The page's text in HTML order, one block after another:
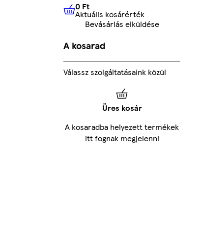
0 FtAktuális kosárérték
0 Ft
Aktuális kosárérték
Bevásárlás elküldése
A kosarad
Válassz szolgáltatásaink közül
Üres kosár
A kosaradba helyezett termékek
itt fognak megjelenni